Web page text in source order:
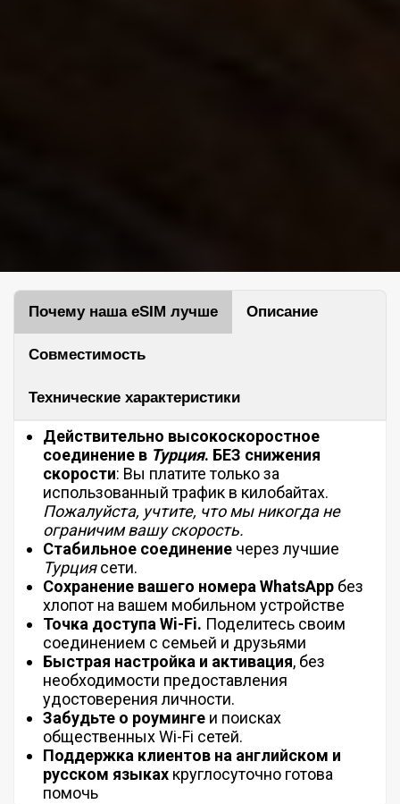
Почему наша eSIM лучше Описание
Совместимость
Технические характеристики
Действительно высокоскоростное
соединение в Турция. БЕЗ снижения
скорости: Вы платите только за
использованный трафик в килобайтах.
Пожалуйста, учтите, что мы никогда не
ограничим вашу скорость.
Стабильное соединение через лучшие
Турциясети.
Сохранение вашего номера WhatsApp без
хлопот на вашем мобильном устройстве
Точка доступа Wi-Fi. Поделитесь своим
соединением с семьей и друзьями
Быстрая настройка и активация, без
необходимости предоставления
удостоверения личности.
Забудьте о роуминге и поисках
общественных Wi-Fi сетей.
Поддержка клиентов на английском и
русском языках круглосуточно готова
помочь